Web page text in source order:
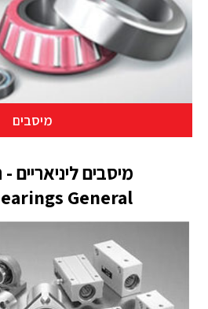
מיסבים
מיסבים ליניאריים
General